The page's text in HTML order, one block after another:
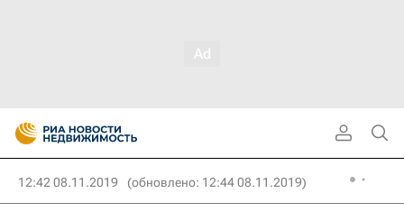
12:42 08.11.2019 (обновлено: 12:44 08.11.2019)